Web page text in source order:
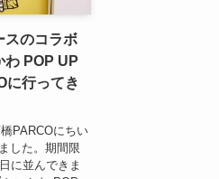
スのコラボ
わ POP UP
に行ってき
PARCOにちい
した。期間限
に並んできま